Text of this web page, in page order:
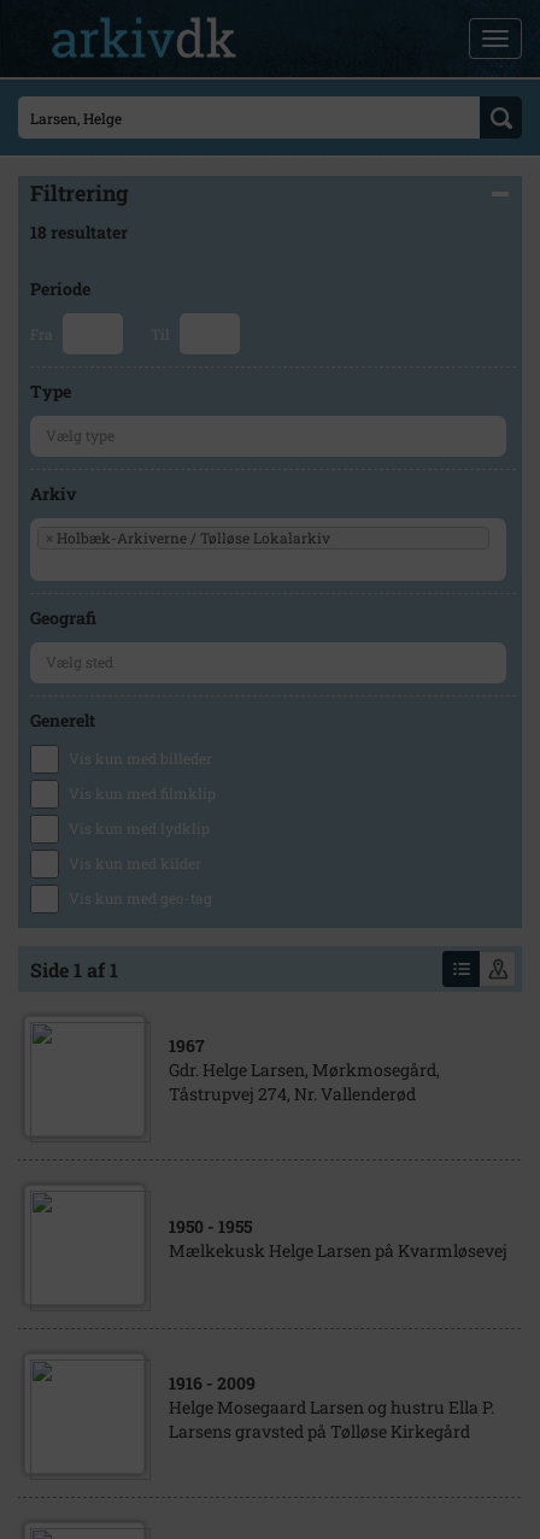
Filtrering
18 resultater
Periode
Fra Til
Type
Arkiv
× Holbæk-Arkiverne / Tølløse Lokalarkiv
Geografi
Generelt
Vis kun med billeder
Vis kun med filmklip
Vis kun med lydklip
Vis kun med kilder
Vis kun med geo-tag
Side 1 af 1
1967
Gdr. Helge Larsen, Mørkmosegård,
Tåstrupvej 274, Nr. Vallenderød
1950 - 1955
Mælkekusk Helge Larsen på Kvarmløsevej
1916 - 2009
Helge Mosegaard Larsen og hustru Ella P.
Larsens gravsted på Tølløse Kirkegård